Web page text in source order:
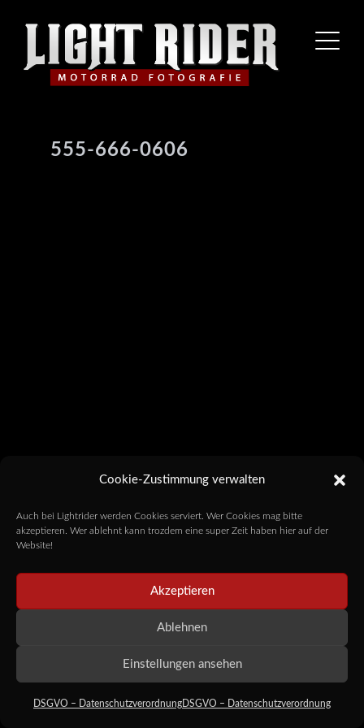
Cookie-Zustimmung verwalten
Auch bei Lightrider werden Cookies serviert. Wer Cookies mag bitte
akzeptieren. Wer ablehnt kann trozdem eine super Zeit haben hier auf der
Website!
Akzeptieren
Ablehnen
Einstellungen ansehen
DSGVO – Datenschutzverordnung DSGVO – Datenschutzverordnung
555-666-0606